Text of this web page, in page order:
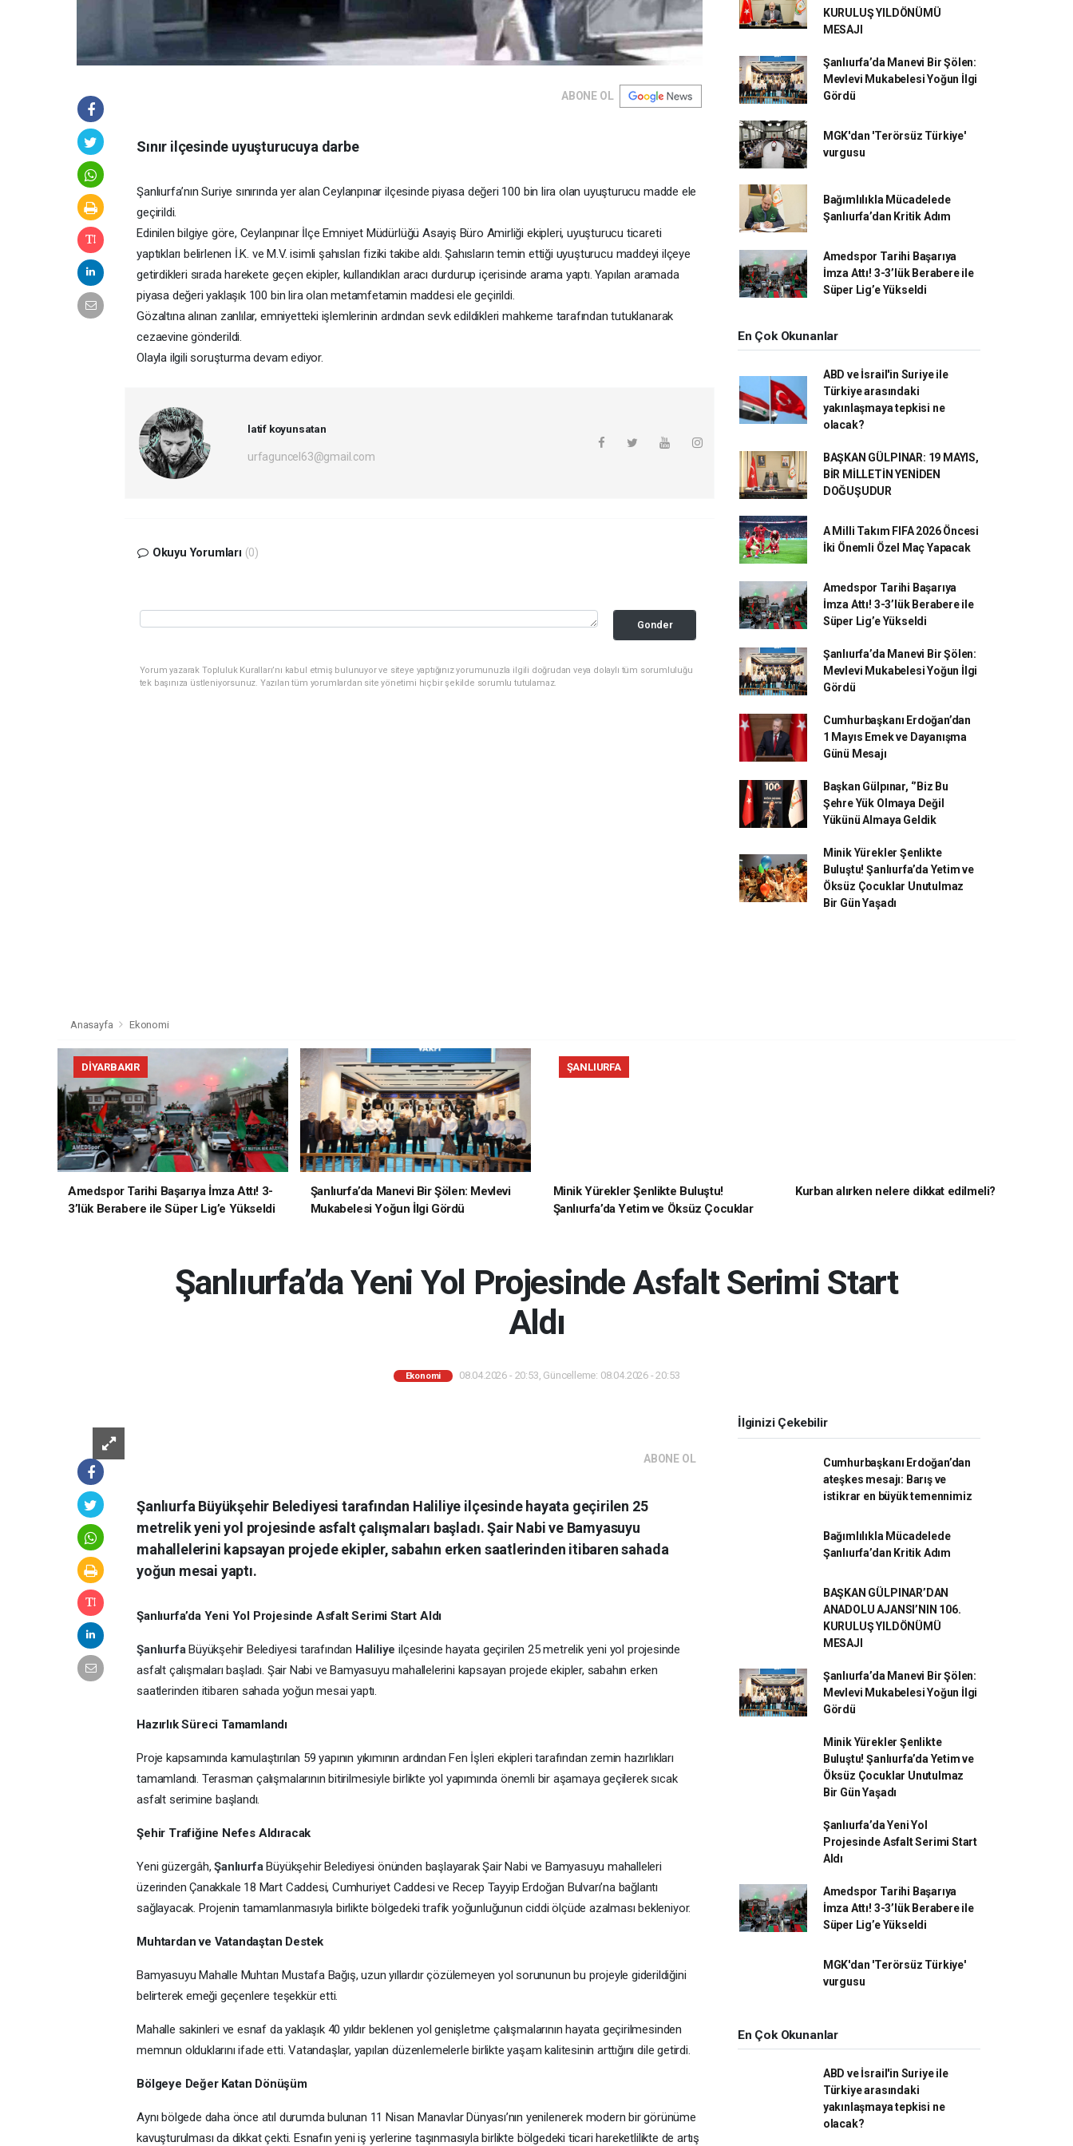
ABONE OL
Sınır ilçesinde uyuşturucuya darbe
Şanlıurfa’nın Suriye sınırında yer alan Ceylanpınar ilçesinde piyasa değeri 100 bin lira olan uyuşturucu madde ele
geçirildi.
Edinilen bilgiye göre, Ceylanpınar İlçe Emniyet Müdürlüğü Asayiş Büro Amirliği ekipleri, uyuşturucu ticareti
yaptıkları belirlenen İ.K. ve M.V. isimli şahısları fiziki takibe aldı. Şahısların temin ettiği uyuşturucu maddeyi ilçeye
getirdikleri sırada harekete geçen ekipler, kullandıkları aracı durdurup içerisinde arama yaptı. Yapılan aramada
piyasa değeri yaklaşık 100 bin lira olan metamfetamin maddesi ele geçirildi.
Gözaltına alınan zanlılar, emniyetteki işlemlerinin ardından sevk edildikleri mahkeme tarafından tutuklanarak
cezaevine gönderildi.
Olayla ilgili soruşturma devam ediyor.
latif koyunsatan
urfaguncel63@gmail.com
Okuyu Yorumları (0)
Gonder
Yorum yazarak Topluluk Kuralları’nı kabul etmiş bulunuyor ve siteye yaptığınız yorumunuzla ilgili doğrudan veya dolaylı tüm sorumluluğu
tek başınıza üstleniyorsunuz. Yazılan tüm yorumlardan site yönetimi hiçbir şekilde sorumlu tutulamaz.
KURULUŞ YILDÖNÜMÜ
MESAJI
Şanlıurfa’da Manevi Bir Şölen:
Mevlevi Mukabelesi Yoğun İlgi
Gördü
MGK'dan 'Terörsüz Türkiye'
vurgusu
Bağımlılıkla Mücadelede
Şanlıurfa’dan Kritik Adım
Amedspor Tarihi Başarıya
İmza Attı! 3-3’lük Berabere ile
Süper Lig’e Yükseldi
En Çok Okunanlar
ABD ve İsrail'in Suriye ile
Türkiye arasındaki
yakınlaşmaya tepkisi ne
olacak?
BAŞKAN GÜLPINAR: 19 MAYIS,
BİR MİLLETİN YENİDEN
DOĞUŞUDUR
A Milli Takım FIFA 2026 Öncesi
İki Önemli Özel Maç Yapacak
Amedspor Tarihi Başarıya
İmza Attı! 3-3’lük Berabere ile
Süper Lig’e Yükseldi
Şanlıurfa’da Manevi Bir Şölen:
Mevlevi Mukabelesi Yoğun İlgi
Gördü
Cumhurbaşkanı Erdoğan’dan
1 Mayıs Emek ve Dayanışma
Günü Mesajı
Başkan Gülpınar, ‘’Biz Bu
Şehre Yük Olmaya Değil
Yükünü Almaya Geldik
Minik Yürekler Şenlikte
Buluştu! Şanlıurfa’da Yetim ve
Öksüz Çocuklar Unutulmaz
Bir Gün Yaşadı
Anasayfa Ekonomi
DIYARBAKIR
Amedspor Tarihi Başarıya İmza Attı! 3-
3’lük Berabere ile Süper Lig’e Yükseldi
Şanlıurfa’da Manevi Bir Şölen: Mevlevi
Mukabelesi Yoğun İlgi Gördü
ŞANLIURFA
Minik Yürekler Şenlikte Buluştu!
Şanlıurfa’da Yetim ve Öksüz Çocuklar
Kurban alırken nelere dikkat edilmeli?
Şanlıurfa’da Yeni Yol Projesinde Asfalt Serimi Start
Aldı
Ekonomi 08.04.2026 - 20:53, Güncelleme: 08.04.2026 - 20:53
Şanlıurfa Büyükşehir Belediyesi tarafından Haliliye ilçesinde hayata geçirilen 25
mahallelerini kapsayan projede ekipler, sabahın erken saatlerinden itibaren sahada
yoğun mesai yaptı.
ŞanlıurfaBüyükşehir Belediyesi tarafındanHaliliyeilçesinde hayata geçirilen 25 metrelik yeni yol projesinde
saatlerinden itibaren sahada yoğun mesai yaptı.
Hazırlık Süreci Tamamlandı
İlginizi Çekebilir
Cumhurbaşkanı Erdoğan’dan
ateşkes mesajı: Barış ve
istikrar en büyük temennimiz
Bağımlılıkla Mücadelede
Şanlıurfa’dan Kritik Adım
BAŞKAN GÜLPINAR’DAN
ANADOLU AJANSI’NIN 106.
KURULUŞ YILDÖNÜMÜ
MESAJI
Şanlıurfa’da Manevi Bir Şölen:
Mevlevi Mukabelesi Yoğun İlgi
Gördü
Minik Yürekler Şenlikte
Buluştu! Şanlıurfa’da Yetim ve
Öksüz Çocuklar Unutulmaz
Bir Gün Yaşadı
Şanlıurfa’da Yeni Yol
Projesinde Asfalt Serimi Start
Aldı
Amedspor Tarihi Başarıya
İmza Attı! 3-3’lük Berabere ile
Süper Lig’e Yükseldi
MGK'dan 'Terörsüz Türkiye'
vurgusu
En Çok Okunanlar
ABD ve İsrail'in Suriye ile
Türkiye arasındaki
yakınlaşmaya tepkisi ne
olacak?